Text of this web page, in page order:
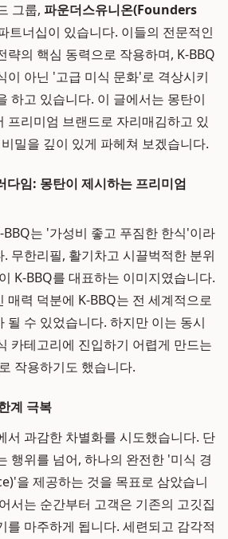
그룹, 파운더스유니온(Founders
트너십이 있습니다. 이들의 전문적인
략의 핵심 동력으로 작용하며, K-BBQ
이 아닌 '고급 미식 문화'로 격상시키
하고 있습니다. 이 글에서는 몽탄이
프리미엄 브랜드로 자리매김하고 있
밀을 깊이 있게 파헤쳐 보겠습니다.
다임: 몽탄이 제시하는 프리미엄
는 '가성비 좋고 푸짐한 한식'이라
무한리필, 활기차고 시끌벅적한 분위
K-BBQ를 대표하는 이미지였습니다.
매력 덕분에 K-BBQ는 전 세계적으로
될 수 있었습니다. 하지만 이는 동시
카테고리에 진입하기 어렵게 만드는
작용하기도 했습니다.
계 극복
서 과감한 차별화를 시도했습니다. 단
행위를 넘어, 하나의 완전한 '미식 경
을 제공하는 것을 목표로 삼았습니
서는 순간부터 고객은 기존의 고깃집
를 마주하게 됩니다. 세련되고 감각적